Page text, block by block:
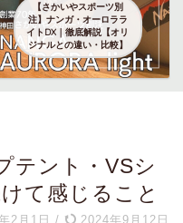
【さかいやスポーツ別
注】ナンガ・オーロララ
イトDX｜徹底解説【オリ
ジナルとの違い・比較】
テント・VSシ
て感じること
2月1日 / 2024年9月12日